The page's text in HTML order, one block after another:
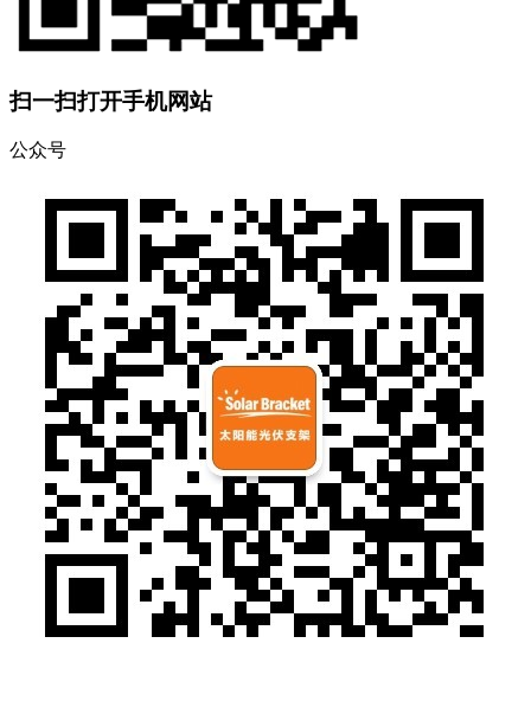
扫一扫打开手机网站
公众号